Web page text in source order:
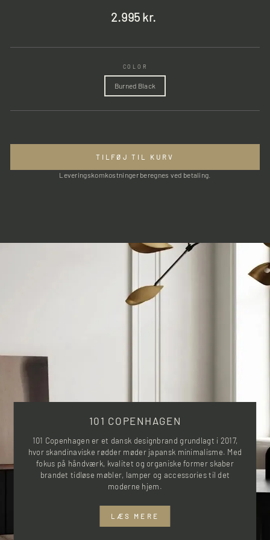
Normalpris
2.995 kr.
COLOR
Burned Black
TILFØJ TIL KURV
Leveringskomkostninger beregnes ved betaling.
101 COPENHAGEN
101 Copenhagen er et dansk designbrand grundlagt i 2017,
hvor skandinaviske rødder møder japansk minimalisme. Med
fokus på håndværk, kvalitet og organiske former skaber
brandet tidløse møbler, lamper og accessories til det
moderne hjem.
LÆS MERE